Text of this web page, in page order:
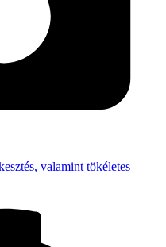
valamint tökéletes